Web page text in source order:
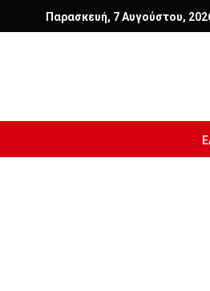
Παρασκευή, 7 Αυγούστου,